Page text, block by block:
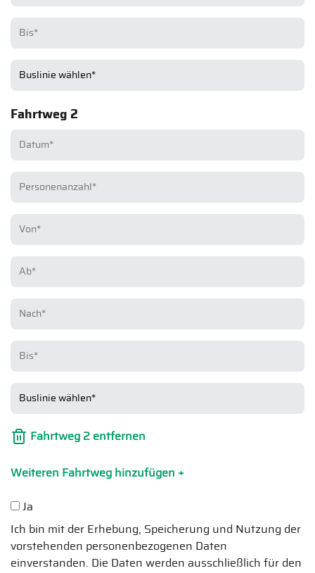
Fahrtweg 2
Fahrtweg 2 entfernen
Weiteren Fahrtweg hinzufügen +
Ja
Ich bin mit der Erhebung, Speicherung und Nutzung der
vorstehenden personenbezogenen Daten
einverstanden. Die Daten werden ausschließlich für den